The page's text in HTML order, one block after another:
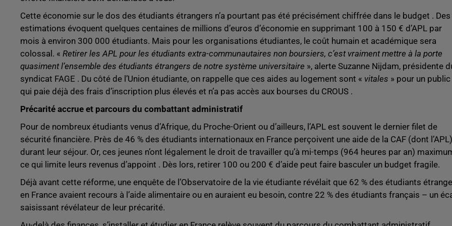
Cette économie sur le dos des étudiants étrangers n’a pourtant pas été précisément chiffrée dans le budget . Des
estimations évoquent quelques centaines de millions d’euros d’économie en supprimant 100 à 150 € d’APL par
mois à environ 300 000 étudiants. Mais pour les organisations étudiantes, le coût humain et académique sera
colossal. « Retirer les APL pour les étudiants extra-communautaires non boursiers, c’est vraiment mettre à la porte
quasiment l’ensemble des étudiants étrangers de notre système universitaire », alerte Suzanne Nijdam, présidente
syndicat FAGE . Du côté de l’Union étudiante, on rappelle que ces aides au logement sont « vitales » pour un public
qui paie déjà des frais d’inscription plus élevés et n’a pas accès aux bourses du CROUS .
Précarité accrue et parcours du combattant administratif
Pour de nombreux étudiants venus d’Afrique, du Proche-Orient ou d’ailleurs, l’APL est souvent le dernier filet de
sécurité financière. Près de 46 % des étudiants internationaux en France perçoivent une aide de la CAF (dont l’APL)
durant leur séjour. Or, ces jeunes n’ont légalement le droit de travailler qu’à mi-temps (964 heures par an)
ce qui limite leurs revenus d’appoint . Dès lors, retirer 100 ou 200 € d’aide peut faire basculer un budget fragile.
Déjà avant cette réforme, une enquête de l’Observatoire de la vie étudiante révélait que 62 % des étudiants
en France avaient recours à l’aide alimentaire ou en auraient eu besoin, contre 22 % des étudiants français – un
saisissant révélateur de leur précarité.